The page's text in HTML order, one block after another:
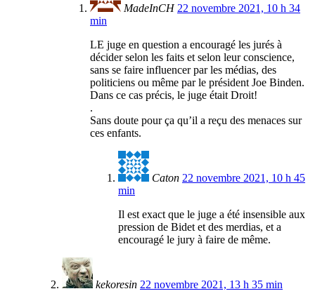
MadeInCH 22 novembre 2021, 10 h 34
min
LE juge en question a encouragé les jurés à
décider selon les faits et selon leur conscience,
sans se faire influencer par les médias, des
politiciens ou même par le président Joe Binden.
Dans ce cas précis, le juge était Droit!
.
Sans doute pour ça qu’il a reçu des menaces sur
ces enfants.
Caton 22 novembre 2021, 10 h 45
min
Il est exact que le juge a été insensible aux
pression de Bidet et des merdias, et a
encouragé le jury à faire de même.
kekoresin 22 novembre 2021, 13 h 35 min